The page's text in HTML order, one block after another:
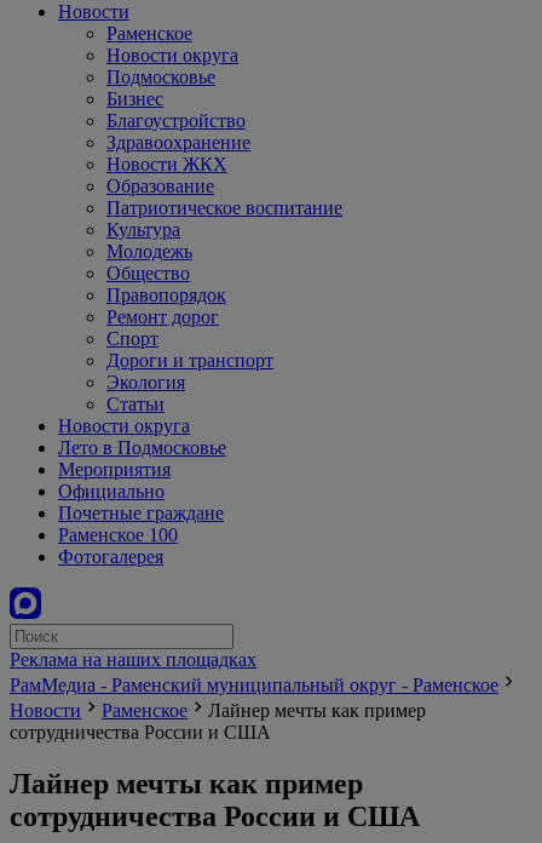
Новости
Раменское
Новости округа
Подмосковье
Бизнес
Благоустройство
Здравоохранение
Новости ЖКХ
Образование
Патриотическое воспитание
Культура
Молодежь
Общество
Правопорядок
Ремонт дорог
Спорт
Дороги и транспорт
Экология
Статьи
Новости округа
Лето в Подмосковье
Мероприятия
Официально
Почетные граждане
Раменское 100
Фотогалерея
Реклама на наших площадках
РамМедиа - Раменский муниципальный округ - Раменское
Новости
Раменское
Лайнер мечты как пример
сотрудничества России и США
Лайнер мечты как пример
сотрудничества России и США